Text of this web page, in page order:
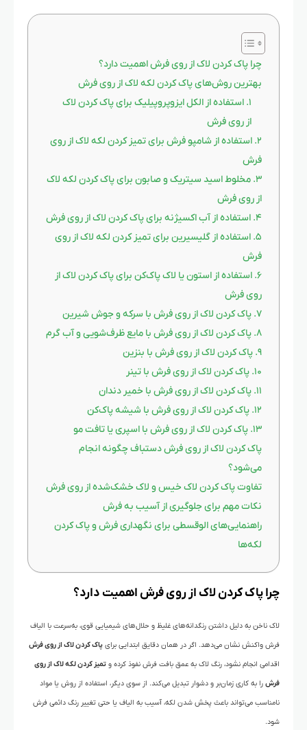
چرا پاک کردن لاک از روی فرش اهمیت دارد؟
بهترین روش‌های پاک کردن لکه لاک از روی فرش
۱. استفاده از الکل ایزوپروپیلیک برای پاک کردن لاک
از روی فرش
۲. استفاده از شامپو فرش برای تمیز کردن لکه لاک از روی
فرش
۳. مخلوط اسید سیتریک و صابون برای پاک کردن لکه لاک
از روی فرش
۴. استفاده از آب اکسیژنه برای پاک کردن لاک از روی فرش
۵. استفاده از گلیسیرین برای تمیز کردن لکه لاک از روی
فرش
۶. استفاده از استون یا لاک پاک‌کن برای پاک کردن لاک از
روی فرش
۷. پاک کردن لاک از روی فرش با سرکه و جوش شیرین
۸. پاک کردن لاک از روی فرش با مایع ظرف‌شویی و آب گرم
۹. پاک کردن لاک از روی فرش با بنزین
۱۰. پاک کردن لاک از روی فرش با تینر
۱۱. پاک کردن لاک از روی فرش با خمیر دندان
۱۲. پاک کردن لاک از روی فرش با شیشه پاک‌کن
۱۳. پاک کردن لاک از روی فرش با اسپری یا تافت مو
پاک کردن لاک از روی فرش دستباف چگونه انجام
می‌شود؟
تفاوت پاک کردن لاک خیس و لاک خشک‌شده از روی فرش
نکات مهم برای جلوگیری از آسیب به فرش
راهنمایی‌های الوقسطی برای نگهداری فرش و پاک کردن
لکه‌ها
چرا پاک کردن لاک از روی فرش اهمیت دارد؟
لاک ناخن به دلیل داشتن رنگدانه‌های غلیظ و حلال‌های شیمیایی قوی، به‌سرعت با الیاف
فرش واکنش نشان می‌دهد. اگر در همان دقایق ابتدایی برای پاک کردن لاک از روی فرش
اقدامی انجام نشود، رنگ لاک به عمق بافت فرش نفوذ کرده و تمیز کردن لکه لاک از روی
فرش را به کاری زمان‌بر و دشوار تبدیل می‌کند. از سوی دیگر، استفاده از روش یا مواد
نامناسب می‌تواند باعث پخش شدن لکه، آسیب به الیاف یا حتی تغییر رنگ دائمی فرش
شود.